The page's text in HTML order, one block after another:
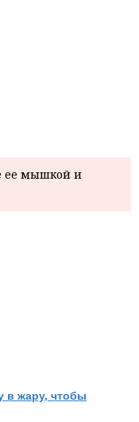
ее мышкой и
в жару, чтобы